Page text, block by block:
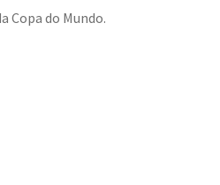
Copa do Mundo.